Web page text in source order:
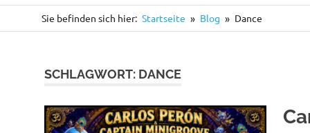
Sie befinden sich hier: Startseite Blog Dance
SCHLAGWORT: DANCE